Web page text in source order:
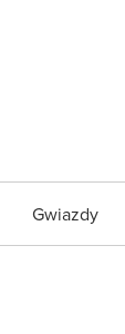
Gwiazdy